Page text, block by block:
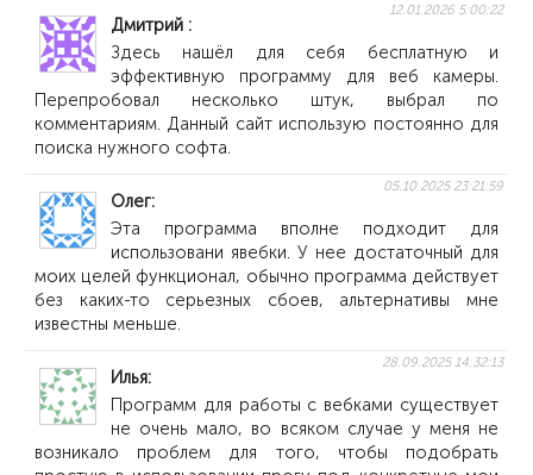
Дмитрий
12.01.2026 5:00:22
Здесь нашёл для себя бесплатную и
эффективную программу для веб камеры.
Перепробовал несколько штук, выбрал по
комментариям. Данный сайт использую постоянно для
поиска нужного софта.
Олег
05.10.2025 23:21:59
Эта программа вполне подходит для
использовани явебки. У нее достаточный для
моих целей функционал, обычно программа действует
без каких-то серьезных сбоев, альтернативы мне
известны меньше.
Илья
28.09.2025 14:32:13
Программ для работы с вебками существует
не очень мало, во всяком случае у меня не
возникало проблем для того, чтобы подобрать